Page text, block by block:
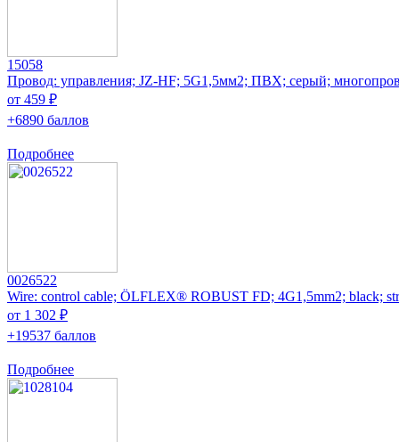
15058
Провод: управления; JZ-HF; 5G1,5мм2; ПВХ; серый;
от 459 ₽
+6890 баллов
Подробнее
0026522
Wire: control cable; ÖLFLEX® ROBUST FD; 4G1,5mm2; black;
от 1 302 ₽
+19537 баллов
Подробнее